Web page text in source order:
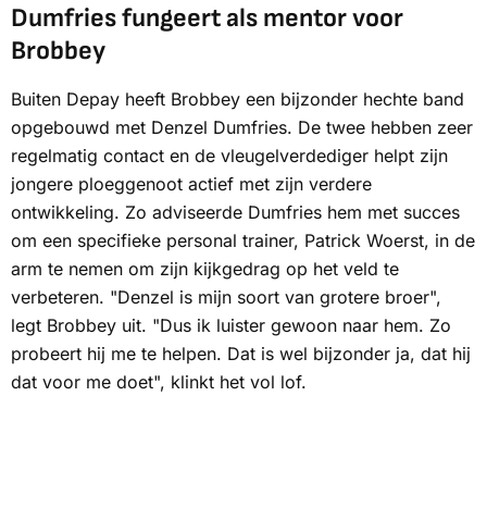
Dumfries fungeert als mentor voor
Brobbey
Buiten Depay heeft Brobbey een bijzonder hechte band
opgebouwd met Denzel Dumfries. De twee hebben zeer
regelmatig contact en de vleugelverdediger helpt zijn
jongere ploeggenoot actief met zijn verdere
ontwikkeling. Zo adviseerde Dumfries hem met succes
om een specifieke personal trainer, Patrick Woerst, in de
arm te nemen om zijn kijkgedrag op het veld te
verbeteren. "Denzel is mijn soort van grotere broer",
legt Brobbey uit. "Dus ik luister gewoon naar hem. Zo
probeert hij me te helpen. Dat is wel bijzonder ja, dat hij
dat voor me doet", klinkt het vol lof.